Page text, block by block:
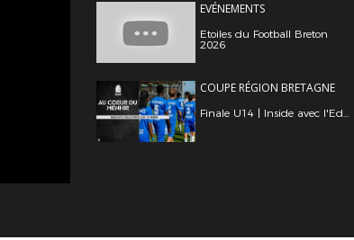
EVÉNEMENTS
Etoiles du Football Breton
2026
COUPE RÉGION BRETAGNE
Finale U14 | Inside avec l'Ed...